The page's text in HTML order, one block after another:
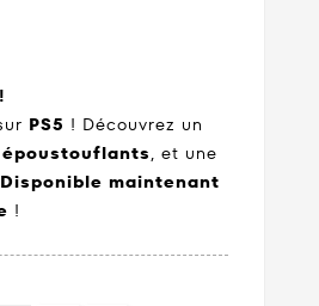
PS5 ! Découvrez un
, et une
Disponible maintenant
!